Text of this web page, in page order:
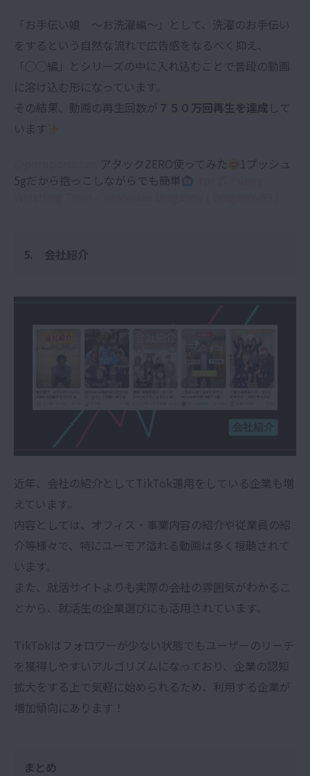
「お手伝い娘 〜お洗濯編〜」として、洗濯のお手伝い
をするという自然な流れで広告感をなるべく抑え、
「◯◯編」とシリーズの中に入れ込むことで普段の動画
に溶け込む形になっています。
その結果、動画の再生回数が ７５０万回再生を達成 して
います
アタックZERO使ってみた
1プッシュ
5gだから抱っこしながらでも簡単
5. 会社紹介
近年、会社の紹介としてTikTok運用をしている企業も増
えています。
内容としては、オフィス・事業内容の紹介や従業員の紹
介等様々で、特にユーモア溢れる動画は多く視聴されて
います。
また、就活サイトよりも実際の会社の雰囲気がわかるこ
とから、就活生の企業選びにも活用されています。
TikTokはフォロワーが少ない状態でもユーザーのリーチ
を獲得しやすいアルゴリズムになっており、企業の認知
拡大をする上で気軽に始められるため、利用する企業が
増加傾向にあります！
まとめ